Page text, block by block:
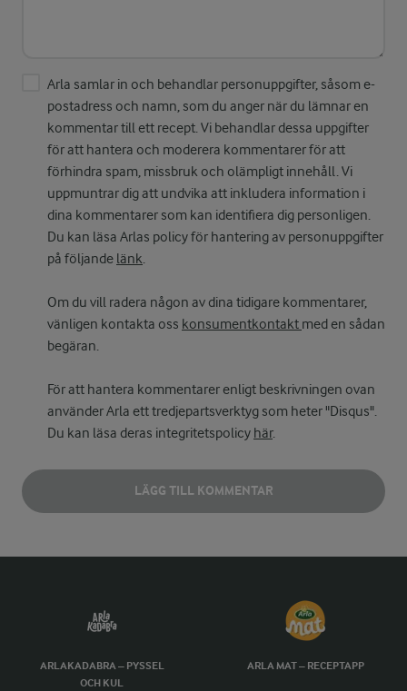
Arla samlar in och behandlar personuppgifter, såsom e-
postadress och namn, som du anger när du lämnar en
kommentar till ett recept. Vi behandlar dessa uppgifter
för att hantera och moderera kommentarer för att
förhindra spam, missbruk och olämpligt innehåll. Vi
uppmuntrar dig att undvika att inkludera information i
dina kommentarer som kan identifiera dig personligen.
Du kan läsa Arlas policy för hantering av personuppgifter
på följande länk.
Om du vill radera någon av dina tidigare kommentarer,
vänligen kontakta oss konsumentkontakt med en sådan
begäran.
För att hantera kommentarer enligt beskrivningen ovan
använder Arla ett tredjepartsverktyg som heter "Disqus".
Du kan läsa deras integritetspolicy här.
LÄGG TILL KOMMENTAR
ARLAKADABRA – PYSSEL
OCH KUL
ARLA MAT – RECEPTAPP